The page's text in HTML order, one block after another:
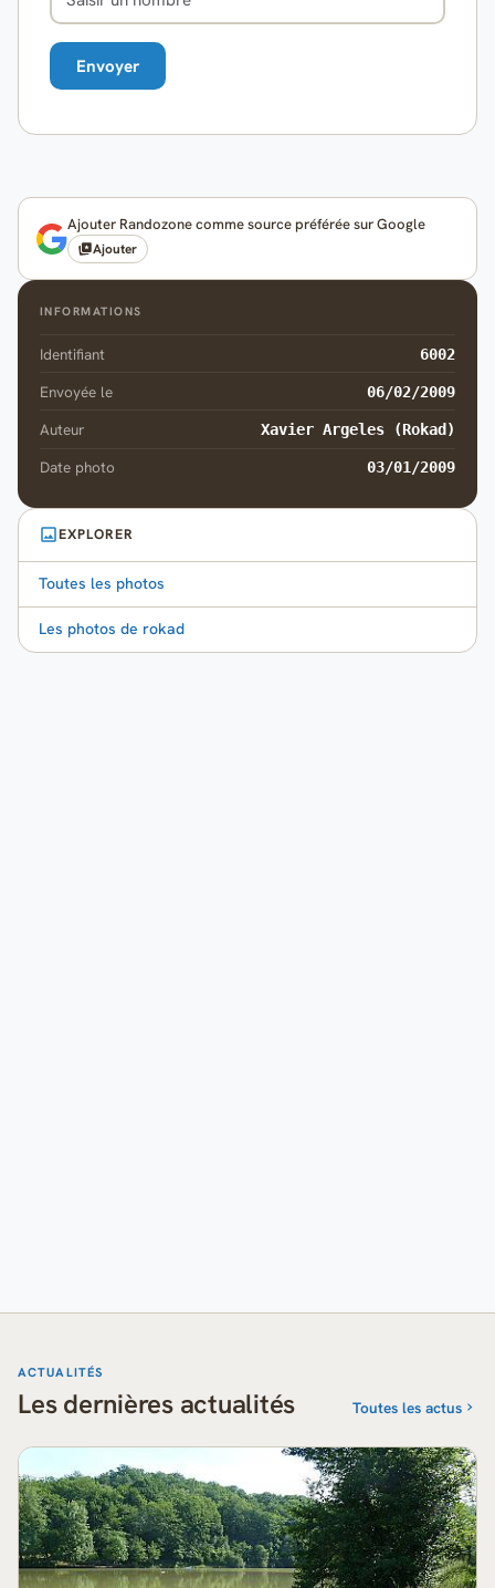
Ajouter Randozone comme source préférée sur Google
Ajouter
INFORMATIONS
Identifiant 6002
Envoyée le 06/02/2009
Auteur Xavier Argeles (Rokad)
Date photo 03/01/2009
EXPLORER
Toutes les photos
Les photos de rokad
ACTUALITÉS
Les dernières actualités Toutes les actus